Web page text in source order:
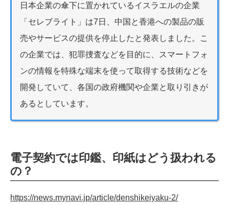
日本企業の傘下に置かれているイスラエルの企業
「セレブライト」は7日、中国と香港への製品の販
売やサービスの提供を停止したと発表しました。こ
の企業では、犯罪捜査などを目的に、スマートフォ
ンの情報を特殊な端末を使って取得する技術などを
開発していて、各国の政府機関や企業と取り引きが
あるとしています。
電子契約では印鑑、印紙はどう扱われる
の？
https://news.mynavi.jp/article/denshikeiyaku-2/